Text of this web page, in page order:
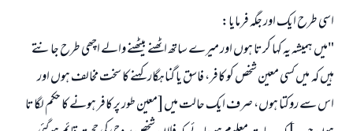
اسی طرح ایک اور جگہ فرمایا:
"میں ہمیشہ یہ کہا کرتا ہوں اور میرے ساتھ اٹھنے بیٹھنے والے اچھی طرح جانتے
ہیں کہ میں کسی معین شخص کو کافر، فاسق یا گناہگار کہنے کا سخت مخالف ہوں اور
اس سے روکتا ہوں، صرف ایک حالت میں[معین طور پر کافر ہونے کا حکم لگاتا